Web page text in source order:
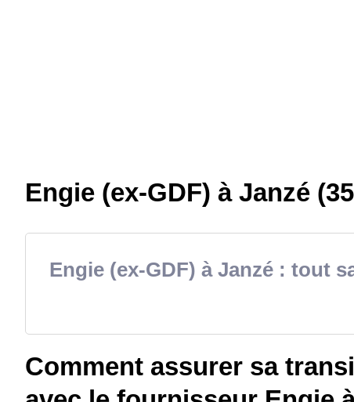
Engie (ex-GDF) à Janzé
Engie (ex-GDF) à Janzé : tout
Comment assurer sa